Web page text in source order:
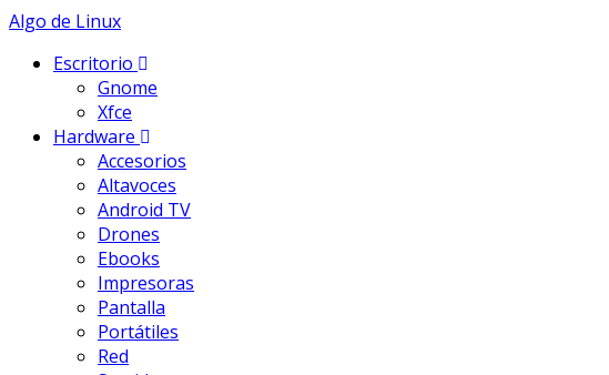
Skip
content
Algo de Linux
Escritorio
Gnome
Xfce
Hardware
Accesorios
Altavoces
Android TV
Drones
Ebooks
Impresoras
Pantalla
Portátiles
Red